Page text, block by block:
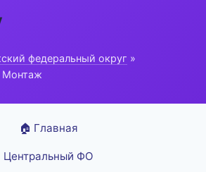
федеральный округ »
Монтаж
🏠 Главная
Центральный ФО